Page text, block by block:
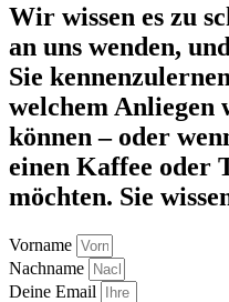
Wir wissen es zu
an uns wenden,
Sie
welchem Anliegen
können – oder
einen Kaffee oder
möchten. Sie
Vorname
Nachname
Deine Email